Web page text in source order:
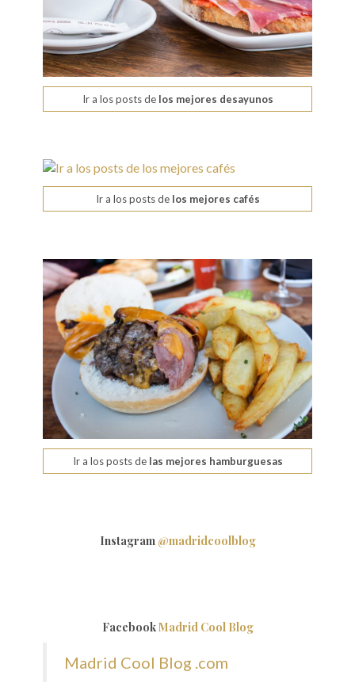
Ir a los posts delos mejores desayunos
Ir a los posts delos mejores cafés
Ir a los posts delas mejores hamburguesas
Instagram @madridcoolblog
FacebookMadrid Cool Blog
Madrid Cool Blog .com